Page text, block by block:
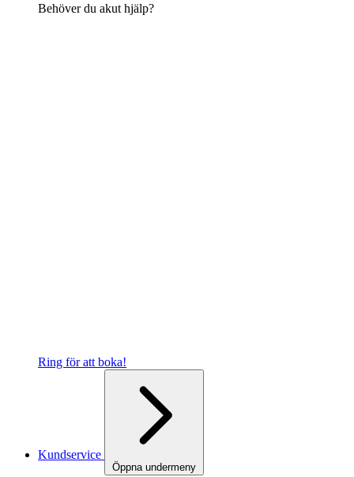
Behöver du akut hjälp?
Ring för att boka!
Kundservice
Öppna undermeny